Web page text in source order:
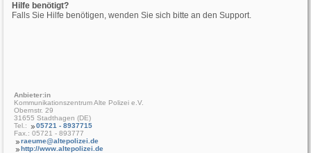
Hilfe benötigt?
Falls Sie Hilfe benötigen, wenden Sie sich bitte an den Support.
Anbieter:in
Kommunikationszentrum Alte Polizei e.V.
Obernstr. 29
31655 Stadthagen (DE)
Tel.:
05721 - 8937715
Fax.: 05721 - 893777
raeume@altepolizei.de
http://www.altepolizei.de